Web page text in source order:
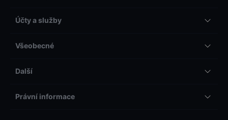
Účty a služby
Všeobecné
Další
Právní informace